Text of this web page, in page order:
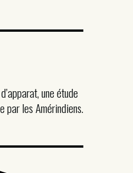
une étude
par les Amérindiens.